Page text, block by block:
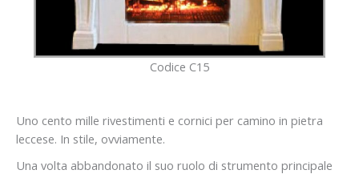
Codice C15
Uno cento mille rivestimenti e cornici per camino in pietra
leccese. In stile, ovviamente.
Una volta abbandonato il suo ruolo di strumento principale